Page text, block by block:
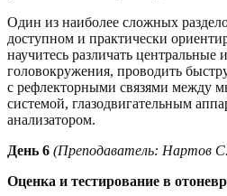
Один из наиболее сложных
доступном и практически
научитесь различать
головокружения, проводить
с рефлекторными связями между
системой, глазодвигательным
анализатором.
День 6 (Преподаватель: Нартов
Оценка и тестирование в